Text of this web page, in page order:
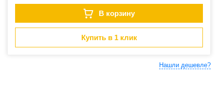
В корзину
Купить в 1 клик
Нашли дешевле?